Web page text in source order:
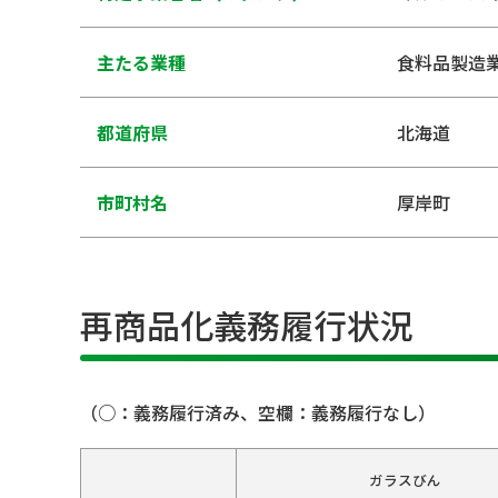
主たる業種 食料品製造
都道府県 北海道
市町村名 厚岸町
再商品化義務履行状況
（○：義務履行済み、空欄：義務履行なし）
ガラスびん